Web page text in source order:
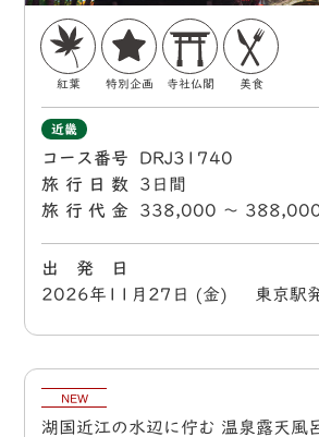
紅葉 特別企画 寺社仏閣 美食
近畿
コース番号
DRJ31740
旅行日数
3日間
旅行代金
338,000 〜
出 発 日
2026年11月27日 (金) 東京駅
NEW
湖国近江の水辺に佇む 温泉露天風